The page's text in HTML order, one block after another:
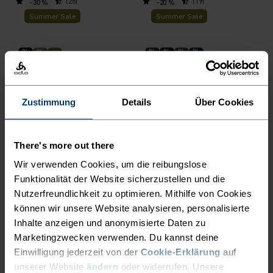
Zustimmung Details Über Cookies
There's more out there
Wir verwenden Cookies, um die reibungslose
Funktionalität der Website sicherzustellen und die
Nutzerfreundlichkeit zu optimieren. Mithilfe von Cookies
können wir unsere Website analysieren, personalisierte
Inhalte anzeigen und anonymisierte Daten zu
Marketingzwecken verwenden. Du kannst deine
Einwilligung jederzeit von der Cookie-Erklärung auf
unserer Website ändern oder widerrufen. Unsere
-30 %
Summer Sale
% %
Ascent 3L Waterproof
244,95 €349,95 €
(9)
-20 %
Summer Sale
% % % %
Merino 160 Base Layer
59,95 €
74,95 €
-40 %
% % %
Active F-Dry Light Base
Layer Shirt
29,95 € 49,95 €
-30 %
% % %
Merino 160 Plain T-Shirt
48,95 €69,95 €
-30 %
Summer Sale
-30 %
Summer Sale